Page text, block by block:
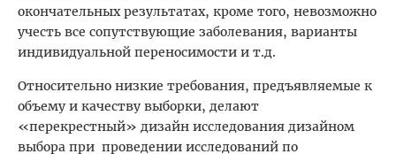
окончательных результатах, кроме того, невозможно
учесть все сопутствующие заболевания, варианты
индивидуальной переносимости и т.д.
Относительно низкие требования, предъявляемые к
объему и качеству выборки, делают
«перекрестный» дизайн исследования дизайном
выбора при проведении исследований по